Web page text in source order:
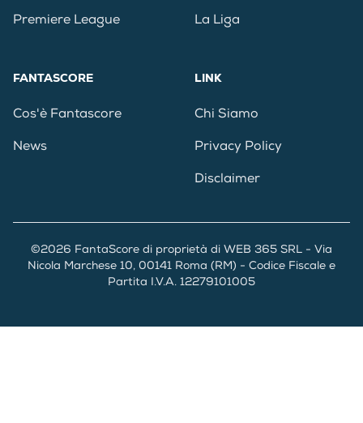
Premiere League La Liga
FANTASCORE
Cos'è Fantascore
News
LINK
Chi Siamo
Privacy Policy
Disclaimer
©2026 FantaScore di proprietà di WEB 365 SRL - Via
Nicola Marchese 10, 00141 Roma (RM) - Codice Fiscale e
Partita I.V.A. 12279101005